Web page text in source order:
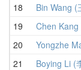
18 Bin Wang (
19 Chen Kang
20 Yongzhe
21 Boying Li (